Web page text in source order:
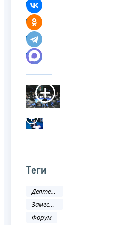
Теги
Деятельность ФНС
Заместитель руководителя ФНС России
Форум